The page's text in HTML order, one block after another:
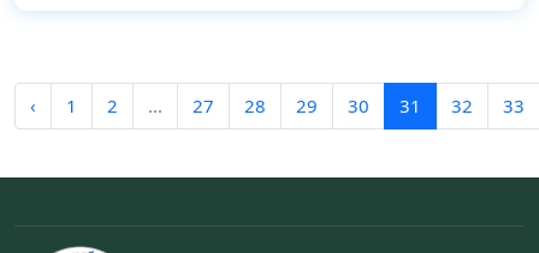
‹ 1 2 ... 27 28 29 30 31 32 33